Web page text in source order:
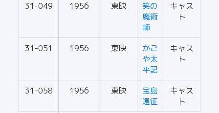
31-049 1956 東映
笑の
魔術
師
キャス
ト
31-051 1956 東映
かご
や太
平記
キャス
ト
31-058 1956 東映
宝島
遠征
キャス
ト